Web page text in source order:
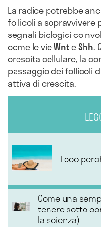
La radice potrebbe
follicoli a sopravvivere
segnali biologici
come le vieWnteShh.
crescita cellulare, la
passaggio dei follicoli
attiva di crescita.
Ecco
Come una
tenere sotto
la scienza)